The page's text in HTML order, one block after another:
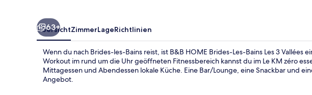
63+
ÜbersichtZimmerLageRichtlinien
Wenn du nach Brides-les-Bains reist, ist B&B HOME Brides-Les-Bains Les 3 Vallées
Workout im rund um die Uhr geöffneten Fitnessbereich kannst du im Le KM zéro
Mittagessen und Abendessen lokale Küche. Eine Bar/Lounge, eine Snackbar und
Angebot.